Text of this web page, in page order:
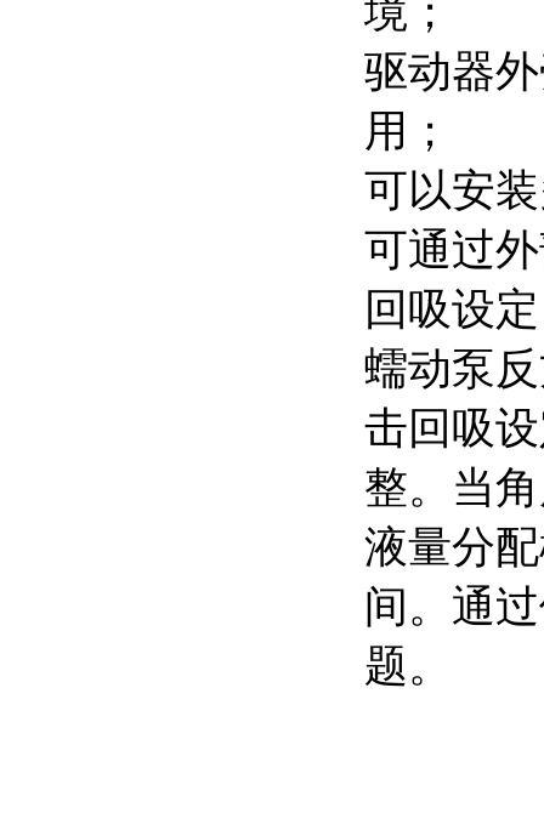
境；
驱动器
用；
可以安
可通过
回吸设
蠕动泵
击回吸
整。当
液量分
间。通
题。